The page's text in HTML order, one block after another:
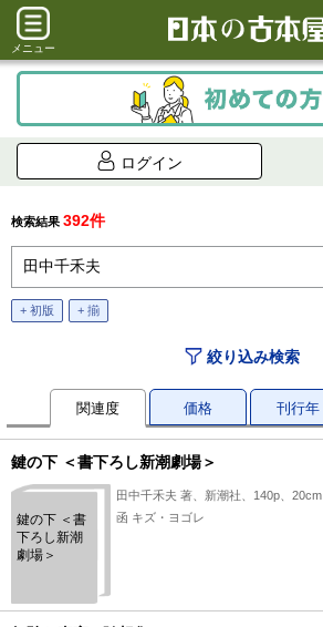
メニュー
ログイン
検索結果 392件
+ 初版 + 揃
絞り込み検索
関連度 価格 刊行年
鍵の下 ＜書下ろし新潮劇場＞
鍵の下 ＜書
下ろし新潮
劇場＞
田中千禾夫 著、新潮社、140p、20cm
函 キズ・ヨゴレ